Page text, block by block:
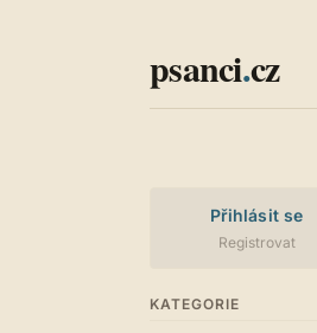
psanci.cz
Přihlásit se
Registrovat
KATEGORIE